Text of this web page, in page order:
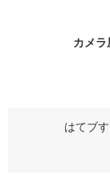
カメラ